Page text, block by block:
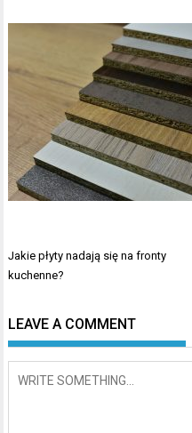
Nawigacja
wpisu
Jakie płyty nadają się na fronty
kuchenne?
LEAVE A COMMENT